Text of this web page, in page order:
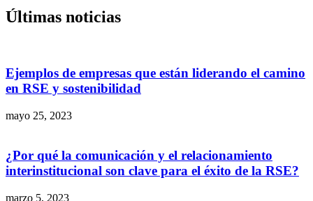
Últimas noticias
Ejemplos de empresas que están liderando el camino
en RSE y sostenibilidad
mayo 25, 2023
¿Por qué la comunicación y el relacionamiento
interinstitucional son clave para el éxito de la RSE?
marzo 5, 2023